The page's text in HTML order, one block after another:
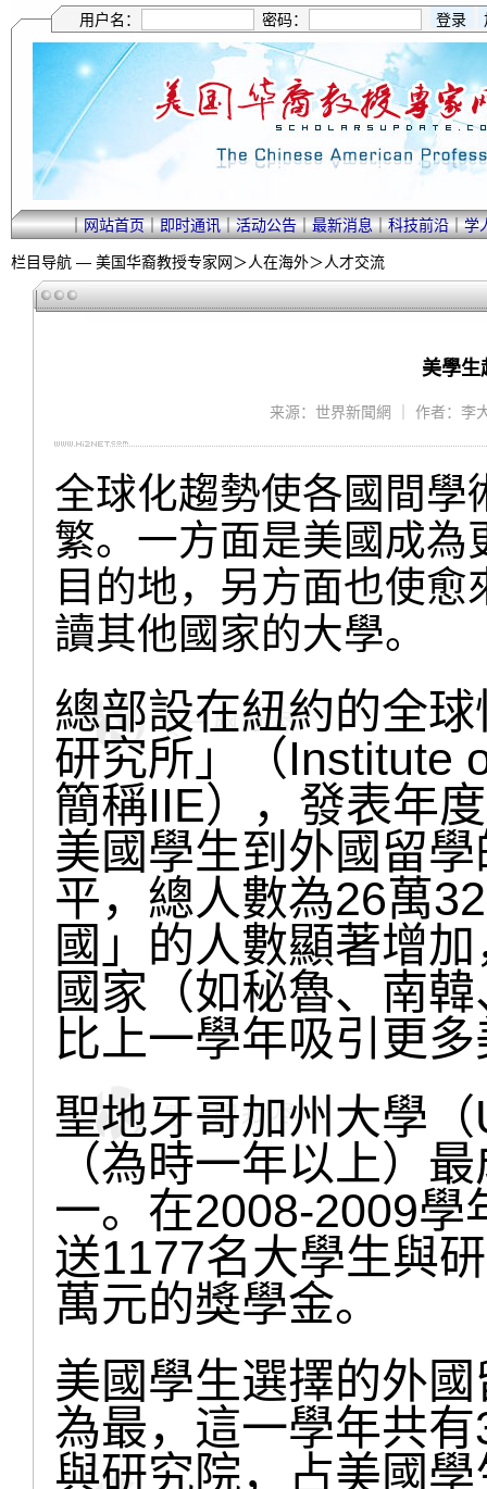
用户名： 密码：
｜网站首页｜即时通讯｜活动公告｜最新消息｜科技前沿｜学
栏目导航 — 美国华裔教授专家网＞人在海外＞人才交流
美學生
来源：世界新聞網 ｜ 作者：李
全球化趨勢使各國間學
繁。一方面是美國成為
目的地，另方面也使
讀其他國家的大學。
總部設在紐約的全
研究所」（Institute
簡稱IIE），發表年
美國學生到外國留
平，總人數為26萬
國」的人數顯著增
國家（如秘魯、南
比上一學年吸引更
聖地牙哥加州大學
（為時一年以上）
一。在2008-2009學
送1177名大學生與
萬元的獎學金。
美國學生選擇的外
為最，這一學年共
與研究院，占美國